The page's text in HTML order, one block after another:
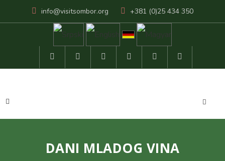
info@visitsombor.org +381 (0)25 434 350
DANI MLADOG VINA